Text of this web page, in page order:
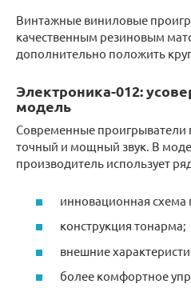
Винтажные виниловые
качественным резиновым
дополнительно положить
Электроника-012:
модель
Современные проигрыватели
точный и мощный звук. В
производитель использует
инновационная схема
конструкция тонарма;
внешние
более комфортное